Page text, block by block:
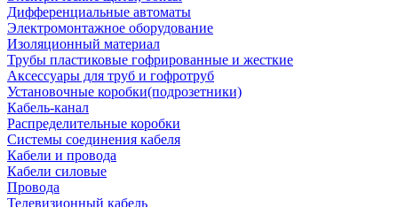
Дифференциальные автоматы
Электромонтажное оборудование
Изоляционный материал
Трубы пластиковые гофрированные и жесткие
Аксессуары для труб и гофротруб
Установочные коробки(подрозетники)
Кабель-канал
Распределительные коробки
Системы соединения кабеля
Кабели и провода
Кабели силовые
Провода
Телевизионный кабель